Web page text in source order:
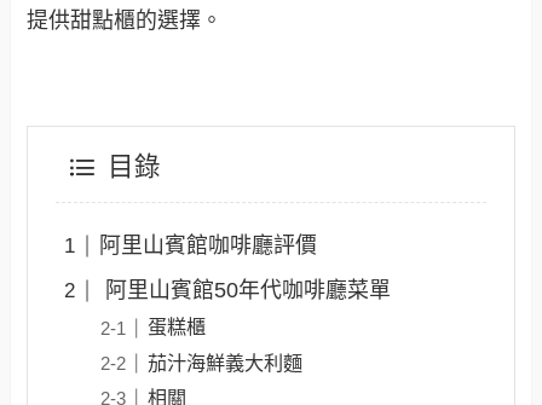
提供甜點櫃的選擇。
目錄
阿里山賓館咖啡廳評價
阿里山賓館50年代咖啡廳菜單
蛋糕櫃
茄汁海鮮義大利麵
相關